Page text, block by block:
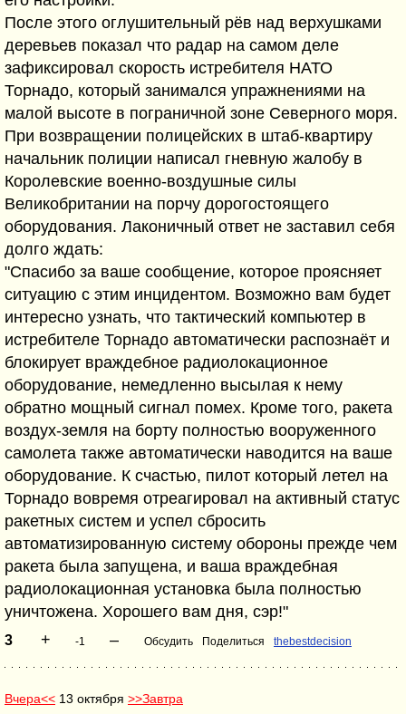
После этого оглушительный рёв над верхушками
деревьев показал что радар на самом деле
зафиксировал скорость истребителя НАТО
Торнадо, который занимался упражнениями на
малой высоте в пограничной зоне Северного моря.
При возвращении полицейских в штаб-квартиру
начальник полиции написал гневную жалобу в
Королевские военно-воздушные силы
Великобритании на порчу дорогостоящего
оборудования. Лаконичный ответ не заставил себя
долго ждать:
"Спасибо за ваше сообщение, которое проясняет
ситуацию с этим инцидентом. Возможно вам будет
интересно узнать, что тактический компьютер в
истребителе Торнадо автоматически распознаёт и
блокирует враждебное радиолокационное
оборудование, немедленно высылая к нему
обратно мощный сигнал помех. Кроме того, ракета
воздух-земля на борту полностью вооруженного
самолета также автоматически наводится на ваше
оборудование. К счастью, пилот который летел на
Торнадо вовремя отреагировал на активный статус
ракетных систем и успел сбросить
автоматизированную систему обороны прежде чем
ракета была запущена, и ваша враждебная
радиолокационная установка была полностью
уничтожена. Хорошего вам дня, сэр!"
3 + -1 – Обсудить Поделиться thebestdecision
Вчера<< 13 октября >>Завтра